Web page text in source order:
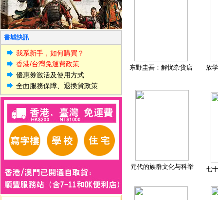
書城快訊
我系新手，如何購買？
香港/台灣免運費政策
優惠券激活及使用方式
全面服務保障、退換貨政策
东野圭吾：解忧杂货店 放
元代的族群文化与科举 七